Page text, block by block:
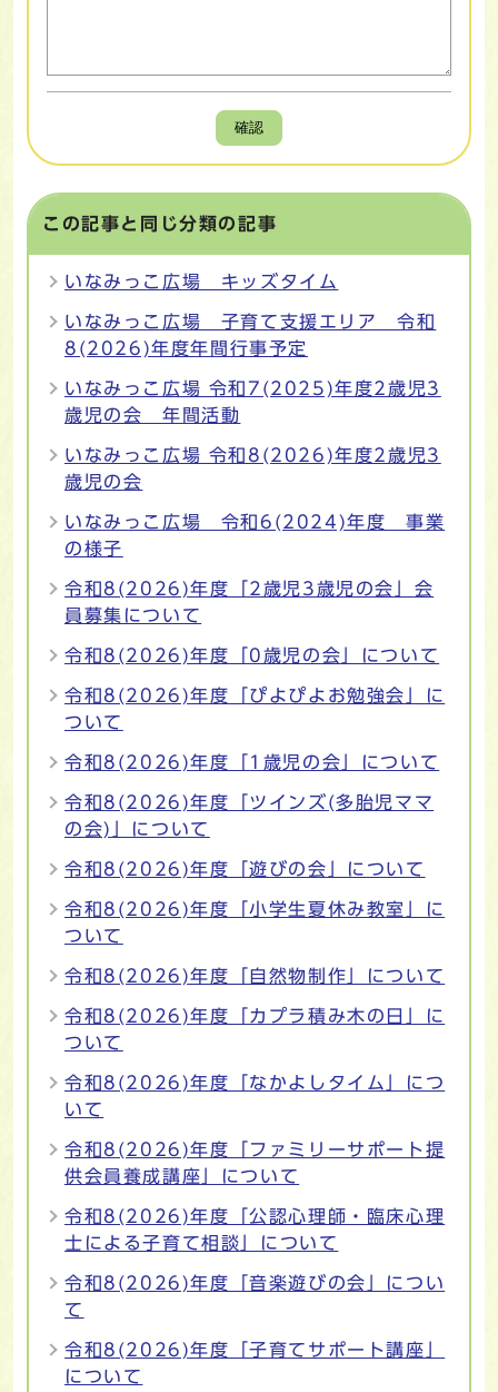
確認
この記事と同じ分類の記事
いなみっこ広場 キッズタイム
いなみっこ広場 子育て支援エリア 令和
8(2026)年度年間行事予定
いなみっこ広場 令和7(2025)年度2歳児3
歳児の会 年間活動
いなみっこ広場 令和8(2026)年度2歳児3
歳児の会
いなみっこ広場 令和6(2024)年度 事業
の様子
令和8(2026)年度「2歳児3歳児の会」会
員募集について
令和8(2026)年度「0歳児の会」について
令和8(2026)年度「ぴよぴよお勉強会」に
ついて
令和8(2026)年度「1歳児の会」について
令和8(2026)年度「ツインズ(多胎児ママ
の会)」について
令和8(2026)年度「遊びの会」について
令和8(2026)年度「小学生夏休み教室」に
ついて
令和8(2026)年度「自然物制作」について
令和8(2026)年度「カプラ積み木の日」に
ついて
令和8(2026)年度「なかよしタイム」につ
いて
令和8(2026)年度「ファミリーサポート提
供会員養成講座」について
令和8(2026)年度「公認心理師・臨床心理
士による子育て相談」について
令和8(2026)年度「音楽遊びの会」につい
て
令和8(2026)年度「子育てサポート講座」
について